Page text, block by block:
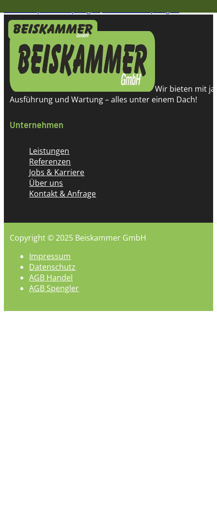
Wir bieten mit
Ausführung und Wartung – alles unter einem Dach!
Unternehmen
Leistungen
Referenzen
Jobs & Karriere
Über uns
Kontakt & Anfrage
Copyright © 2025 Beiskammer GmbH
Impressum
Datenschutz
AGB Handel
AGB Spengler